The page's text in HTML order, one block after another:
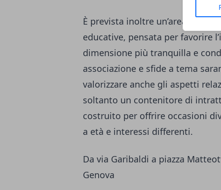
È prevista inoltre un’area
educative, pensata per favorire
dimensione più tranquilla e
associazione e sfide a tema
valorizzare anche gli aspetti
soltanto un contenitore di
costruito per offrire occasioni
a età e interessi differenti.
Da via Garibaldi a piazza
Genova